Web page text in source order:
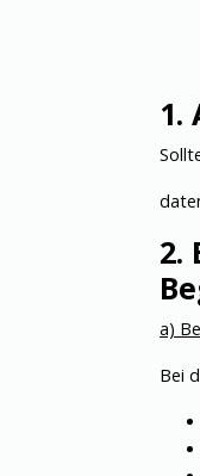
1.
2.
a)
Bei